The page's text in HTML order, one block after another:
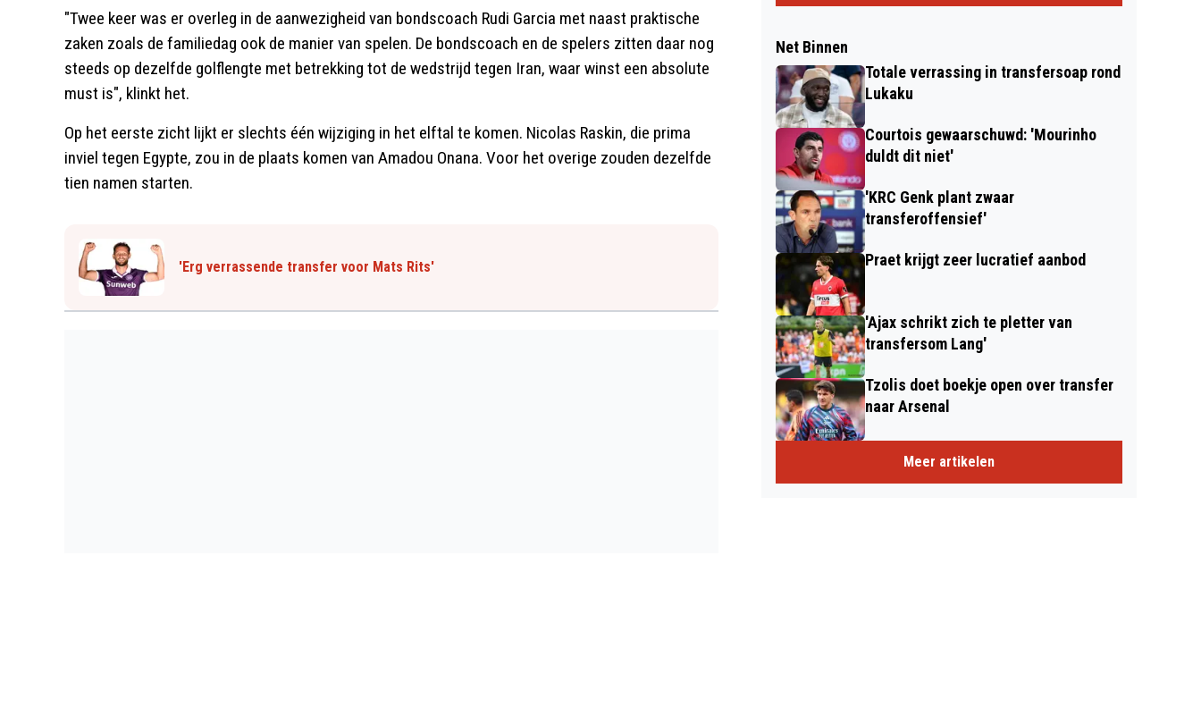
"Twee keer was er overleg in de aanwezigheid van bondscoach Rudi Garcia met naast praktische
zaken zoals de familiedag ook de manier van spelen. De bondscoach en de spelers zitten daar nog
steeds op dezelfde golflengte met betrekking tot de wedstrijd tegen Iran, waar winst een absolute
must is", klinkt het.
Op het eerste zicht lijkt er slechts één wijziging in het elftal te komen. Nicolas Raskin, die prima
inviel tegen Egypte, zou in de plaats komen van Amadou Onana. Voor het overige zouden dezelfde
tien namen starten.
'Erg verrassende transfer voor Mats Rits'
Net Binnen
Totale verrassing in transfersoap rond
Lukaku
Courtois gewaarschuwd: 'Mourinho
duldt dit niet'
'KRC Genk plant zwaar
transferoffensief'
Praet krijgt zeer lucratief aanbod
'Ajax schrikt zich te pletter van
transfersom Lang'
Tzolis doet boekje open over transfer
naar Arsenal
Meer artikelen